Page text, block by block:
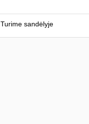
Turime sandėlyje